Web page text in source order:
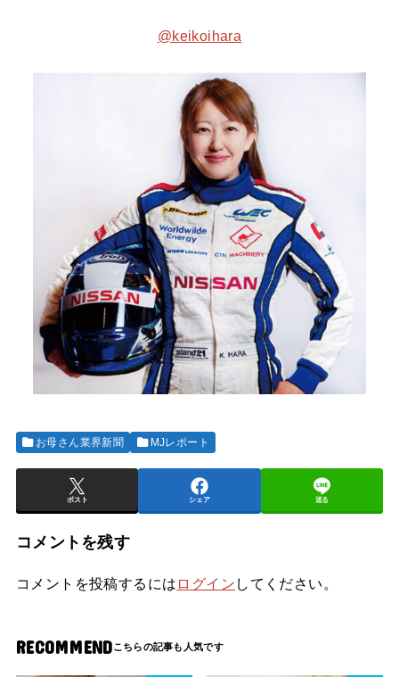
@keikoihara
お母さん業界新聞 MJレポート
ポスト シェア 送る
コメントを残す
コメントを投稿するには ログイン してください。
RECOMMEND